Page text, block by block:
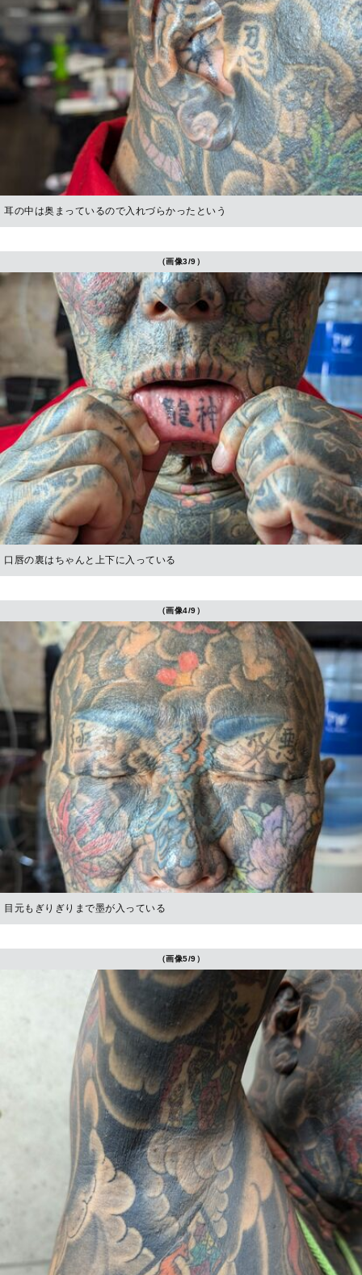
耳の中は奥まっているので入れづらかったという
（画像3/9）
口唇の裏はちゃんと上下に入っている
（画像4/9）
目元もぎりぎりまで墨が入っている
（画像5/9）